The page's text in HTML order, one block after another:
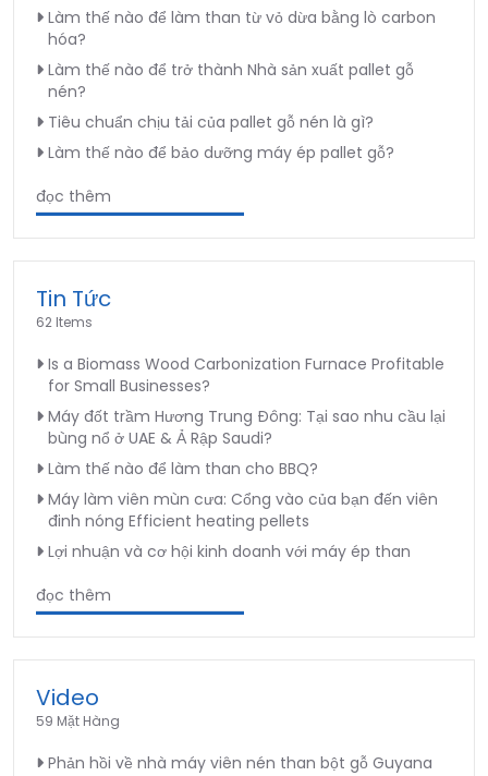
Làm thế nào để làm than từ vỏ dừa bằng lò carbon
hóa?
Làm thế nào để trở thành Nhà sản xuất pallet gỗ
nén?
Tiêu chuẩn chịu tải của pallet gỗ nén là gì?
Làm thế nào để bảo dưỡng máy ép pallet gỗ?
đọc thêm
Tin Tức
62 Items
Is a Biomass Wood Carbonization Furnace Profitable
for Small Businesses?
Máy đốt trầm Hương Trung Đông: Tại sao nhu cầu lại
bùng nổ ở UAE & Ả Rập Saudi?
Làm thế nào để làm than cho BBQ?
Máy làm viên mùn cưa: Cổng vào của bạn đến viên
đinh nóng Efficient heating pellets
Lợi nhuận và cơ hội kinh doanh với máy ép than
đọc thêm
Video
59 Mặt Hàng
Phản hồi về nhà máy viên nén than bột gỗ Guyana